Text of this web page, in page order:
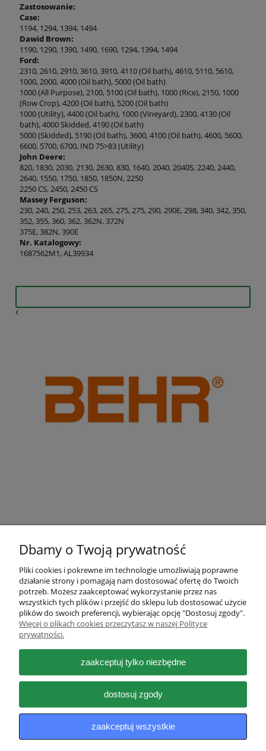
Zastosowanie:
Case:
1194, 1294, 1394, 1494
Dawid Brown:
1190, 1290, 1390, 1490, 1690, 1294, 1394, 1494
Ford:
2310, 2610, 2910, 3610, 3910, 4110 (Oil bath), 4610, 5110, 5610,
1000, 2000, 4000 (Oil bath), 5000 (Oil bath)
1000 (All Purpose), 2100, 5100 (Oil bath), 1000 (Rice), 2150, 1000
(Row Crop), 4200 (Oil bath), 5200 (Oil bath)
1000 (Utility), 4400 (Oil bath), 1000 (Vineyard), 2300, 4130 (Oil
bath), 4000 Skidded, 4190 (Oil bath)
5000 (Skidded), 5190 (Oil bath), 3600, 4100 (Oil bath), 4600, 5600,
6600, 5700, 6700, IND 75>83 (Utility)
John Deere:
820, 1830, 2030, 2130, 2630, 830, 1640, 2040, 2040S, 2240, 2440,
2640, 1550, 1750, 1850, 1850N, 2250
2250 CS, 2450, 2450 CS
Massey Ferguson:
230, 240, 250, 253, 263, 265, 275, 275, 290, 290E, 298, 340, 342, 350,
352, 355, 360, 362, 362N, 372N
375E, 382N, 390E
Nr. Katalogowy:
1687562M1, AL39934
Pomoc
Moje konto
Płatności i dostawa
Informacje
O nas
Dbamy o Twoją prywatność
Pliki cookies i pokrewne im technologie umożliwiają poprawne
działanie strony i pomagają nam dostosować ofertę do Twoich
potrzeb. Możesz zaakceptować wykorzystanie przez nas
wszystkich tych plików i przejść do sklepu lub dostosować użycie
plików do swoich preferencji, wybierając opcję "Dostosuj zgody".
Więcej o plikach cookies przeczytasz w naszej Polityce
prywatności.
zaakceptuj tylko niezbędne
dostosuj zgody
zaakceptuj wszystkie